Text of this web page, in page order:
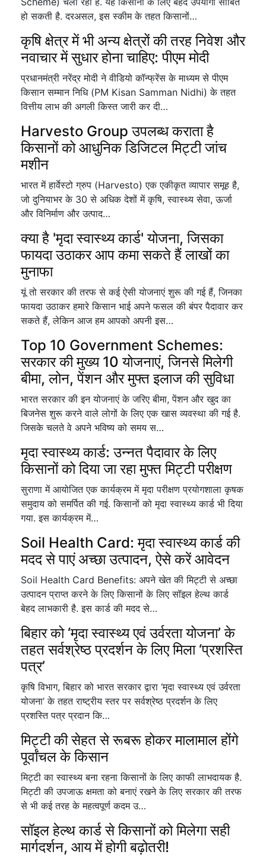
हो सकती है. दरअसल, इस स्कीम के तहत किसानों…
कृषि क्षेत्र में भी अन्य क्षेत्रों की तरह निवेश और
नवाचार में सुधार होना चाहिए: पीएम मोदी
प्रधानमंत्री नरेंद्र मोदी ने वीडियो कॉन्फ्रेंस के माध्यम से पीएम
किसान सम्मान निधि (PM Kisan Samman Nidhi) के तहत
वित्तीय लाभ की अगली किस्त जारी कर दी…
Harvesto Group उपलब्ध कराता है
किसानों को आधुनिक डिजिटल मिट्टी जांच
मशीन
भारत में हार्वेस्टो ग्रुप (Harvesto) एक एकीकृत व्यापार समूह है,
जो दुनियाभर के 30 से अधिक देशों में कृषि, स्वास्थ्य सेवा, ऊर्जा
और विनिर्माण और उत्पाद…
क्या है 'मृदा स्वास्थ्य कार्ड' योजना, जिसका
फायदा उठाकर आप कमा सकते हैं लाखों का
मुनाफा
यूं तो सरकार की तरफ से कई ऐसी योजनाएं शुरू की गई हैं, जिनका
फायदा उठाकर हमारे किसान भाई अपने फसल की बंपर पैदावार कर
सकते हैं, लेकिन आज हम आपको अपनी इस…
Top 10 Government Schemes:
सरकार की मुख्य 10 योजनाएं, जिनसे मिलेगी
बीमा, लोन, पेंशन और मुफ्त इलाज की सुविधा
भारत सरकार की इन योजनाएं के जरिए बीमा, पेंशन और खुद का
बिजनेस शुरू करने वाले लोगों के लिए एक खास व्यवस्था की गई है.
जिसके चलते वे अपने भविष्य को समय स…
मृदा स्वास्थ्य कार्ड: उन्नत पैदावार के लिए
किसानों को दिया जा रहा मुफ्त मिट्टी परीक्षण
सुराणा में आयोजित एक कार्यक्रम में मृदा परीक्षण प्रयोगशाला कृषक
समुदाय को समर्पित की गई. किसानों को मृदा स्वास्थ्य कार्ड भी दिया
गया. इस कार्यक्रम में…
Soil Health Card: मृदा स्वास्थ्य कार्ड की
मदद से पाएं अच्छा उत्पादन, ऐसे करें आवेदन
Soil Health Card Benefits: अपने खेत की मिट्टी से अच्छा
उत्पादन प्राप्त करने के लिए किसानों के लिए सॉइल हेल्थ कार्ड
बेहद लाभकारी है. इस कार्ड की मदद से…
बिहार को ‘मृदा स्वास्थ्य एवं उर्वरता योजना’ के
तहत सर्वश्रेष्ठ प्रदर्शन के लिए मिला ‘प्रशस्ति
पत्र’
कृषि विभाग, बिहार को भारत सरकार द्वारा ‘मृदा स्वास्थ्य एवं उर्वरता
योजना’ के तहत राष्ट्रीय स्तर पर सर्वश्रेष्ठ प्रदर्शन के लिए
प्रशस्ति पत्र प्रदान कि…
मिट्टी की सेहत से रूबरू होकर मालामाल होंगे
पूर्वांचल के किसान
मिट्टी का स्वास्थ्य बना रहना किसानों के लिए काफी लाभदायक है.
मिट्टी की उपजाऊ क्षमता को बनाएं रखने के लिए सरकार की तरफ
से भी कई तरह के महत्वपूर्ण कदम उ…
सॉइल हेल्थ कार्ड से किसानों को मिलेगा सही
मार्गदर्शन, आय में होगी बढ़ोतरी!